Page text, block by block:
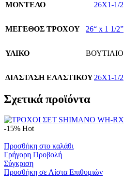
ΜΟΝΤΕΛΟ 26X1-1/2
ΜΕΓΕΘΟΣ ΤΡΟΧΟΥ 26“ x 1 1/2”
ΥΛΙΚΟ ΒΟΥΤΙΛΙΟ
ΔΙΑΣΤΑΣΗ ΕΛΑΣΤΙΚΟΥ26X1-1/2
Σχετικά προϊόντα
-15% Hot
Προσθήκη στο καλάθι
Γρήγορη Προβολή
Σύγκριση
Προσθήκη σε Λίστα Επιθυμιών